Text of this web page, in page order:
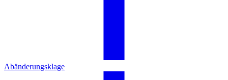
Abänderungsklage